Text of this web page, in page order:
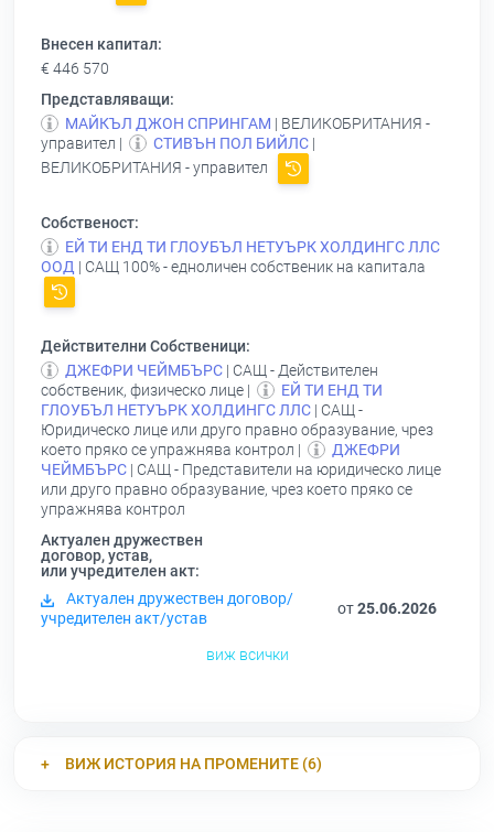
Внесен капитал:
€ 446 570
Представляващи:
МАЙКЪЛ ДЖОН СПРИНГАМ | ВЕЛИКОБРИТАНИЯ -
управител |
СТИВЪН ПОЛ БИЙЛС |
ВЕЛИКОБРИТАНИЯ - управител
Собственост:
ЕЙ ТИ ЕНД ТИ ГЛОУБЪЛ НЕТУЪРК ХОЛДИНГС ЛЛС
ООД | САЩ 100% - едноличен собственик на капитала
Действителни Собственици:
ДЖЕФРИ ЧЕЙМБЪРС | САЩ - Действителен
собственик, физическо лице |
ЕЙ ТИ ЕНД ТИ
ГЛОУБЪЛ НЕТУЪРК ХОЛДИНГС ЛЛС | САЩ -
Юридическо лице или друго правно образувание, чрез
което пряко се упражнява контрол |
ДЖЕФРИ
ЧЕЙМБЪРС | САЩ - Представители на юридическо лице
или друго правно образувание, чрез което пряко се
упражнява контрол
Актуален дружествен
договор, устав,
или учредителен акт:
Актуален дружествен договор/
учредителен акт/устав
от25.06.2026
виж всички
ВИЖ ИСТОРИЯ НА ПРОМЕНИТЕ (6)